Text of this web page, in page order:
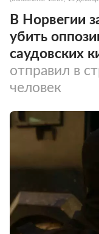
В Норвегии
убить
саудовских
отправил в
человек